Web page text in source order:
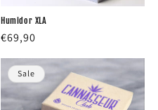
Humidor XLA
Normaler
€69,90
Sale